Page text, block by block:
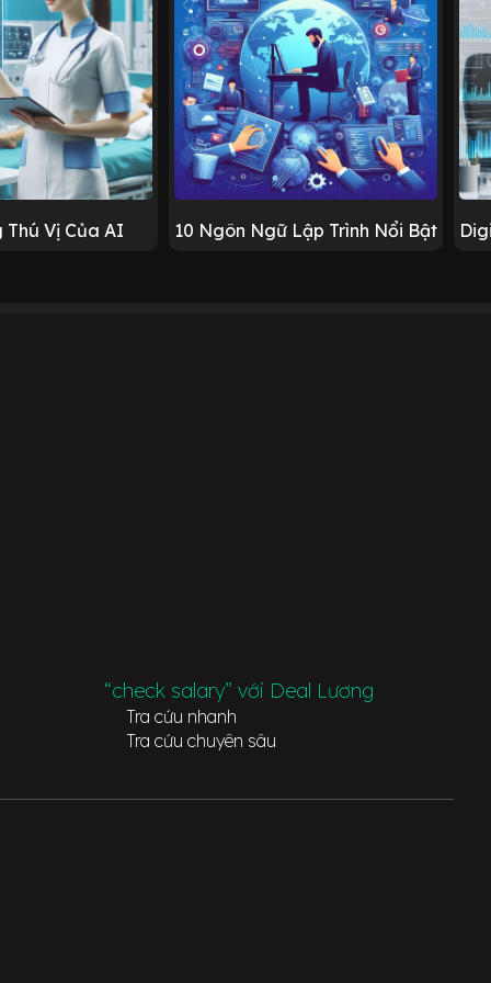
Thú Vị Của AI 10 Ngôn Ngữ Lập Trình Nổi Bật
“check salary” với Deal Lương
Tra cứu nhanh
Tra cứu chuyên sâu